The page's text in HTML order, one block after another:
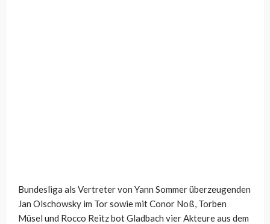
Bundesliga als Vertreter von Yann Sommer überzeugenden
Jan Olschowsky im Tor sowie mit Conor Noß, Torben
Müsel und Rocco Reitz bot Gladbach vier Akteure aus dem